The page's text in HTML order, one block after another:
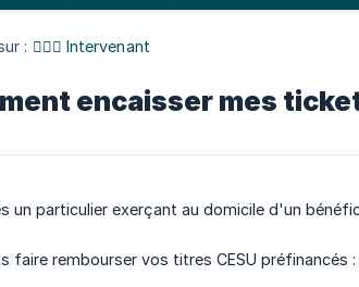
: 👩🏼‍⚕️ Intervenant
encaisser mes
un particulier exerçant au domicile d'un
faire rembourser vos titres CESU préfinancés :